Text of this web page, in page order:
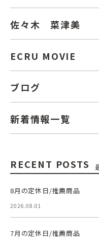
佐々木 菜津美
ECRU MOVIE
ブログ
新着情報一覧
RECENT POSTS
8月の定休日/推薦商品
2026.08.01
7月の定休日/推薦商品